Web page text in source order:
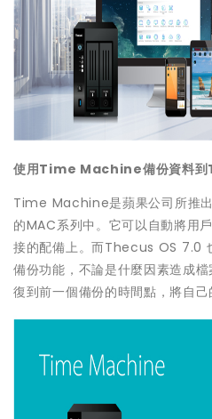
使用Time Machine備份資料到
Time Machine是蘋果公司所推
的MAC系列中。它可以自動將用
接的配備上。而Thecus OS 7.0
備份功能，不論是什麼因素造成
復到前一個備份的時間點，將自己